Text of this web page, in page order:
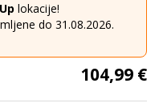
lokacije!
do 31.08.2026.
104,99 €